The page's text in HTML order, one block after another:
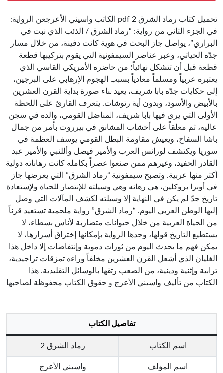
تحميل كتاب رماد الشرق 2 pdf الكاتب واسيني الأعرجعن الرواية:
في الجزء الثاني من رواية: “رماد الشرق / الذئب الذي نبت في
البراري”، يواصل جاز البحث في هوية كانت دفينة، من خلال مسار
جدّه الحياتي، وعبر عناصر السيمفونية التي يقوم بتركيبها قطعة
قطعة قبل أن تتشكل نهائياً؛ من حاضره الأمريكي القاسي الذي
يعتبره عربياً ومسلماً معادياً بسبب الهجوم الإرهابي على البرجين،
إلى حكايات جدّه بابا شريف، يعيد بناء صورة بداية القرن العشرين
بالأبيض والأسود، وبدون أية رتوشات. يتعرف القارئ على اللحظة
الأولى التي يرى فيها بابا شريف، المناضل القومي، والده في سجن
عاليه، ثم معلقاً على أخشاب المشانق في بيرروت بأمر من جمال
باشا السفاح، ويعيش مقاومة البطل القومي يوسف العظمة في
سوريا ويكتشف لورانس العرب والأمير فيصل وأللنبي والأمير عبد
القادر الحفيد، وغيرهم ممن صنعوا عصراً بكامله كانت رهاناته دولية
أكثر منها عربية. وتصبح سيمفونية “رماد الشرق” التي يعرضها جاز
في أوبرا بروكلين، هي رهانه وهي وسيلته للإنتصار للحياة ولإستعادة
تاريخ جدّ لم يكن في النهاية إلا وسيلته لكشف المآلات التي وصل
إليها الوطن العربي اليوم. “رماد الشرق” رواية ملحمية تستعيد قرناً
من الحياة العربية من خلال حيوانات متضاربة لأناس بسطاء، لا
يستطيع التاريخ قولها، وحدها الرواية بإمكانها إختراق أسرارها، لا
يمكن فهم ما يحدث اليوم من ثورات دموية وإنتفاضات إلا داخل هذا
الغليان الذي أشعل القرن العشرين مخلفاً وراءه تمزقات تراجيدية،
ترابية وإثنية ودينية، من الصعب رتقها بالوسائل التقليدية. هذا
الكتاب من تأليف واسيني الأعرج و حقوق الكتاب محفوظة لصاحبها
تفاصيل الكتاب
اسم الكتاب رماد الشرق 2
اسم المؤلف واسيني الأعرج